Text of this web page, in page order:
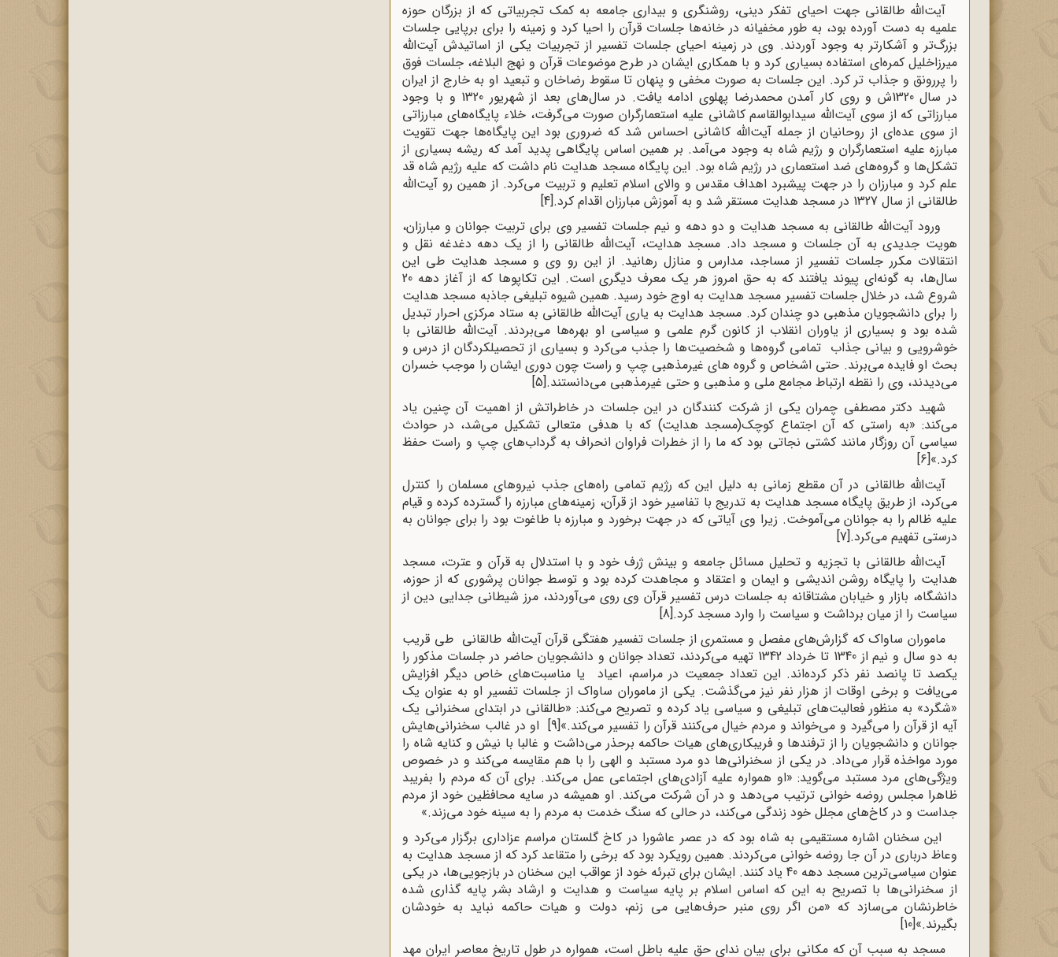
آیت‌الله طالقانی جهت احیای تفکر دینی، روشنگری و بیداری جامعه به کمک تجربیاتی که از بزرگان حوزه
علمیه به دست آورده بود، به طور مخفیانه در خانه‌ها جلسات قرآن را احیا کرد و زمینه را برای برپایی جلسات
بزرگ‌تر و آشکارتر به وجود آوردند. وی در زمینه احیای جلسات تفسیر از تجربیات یکی از اساتیدش آیت‌الله
میرزاخلیل کمره‌ای استفاده بسیاری کرد و با همکاری ایشان در طرح موضوعات قرآن و نهج البلاغه، جلسات فوق
را پررونق و جذاب تر کرد. این جلسات به صورت مخفی و پنهان تا سقوط رضاخان و تبعید او به خارج از ایران
در سال 1320ش و روی کار آمدن محمدرضا پهلوی ادامه یافت. در سال‌های بعد از شهریور 1320 و با وجود
مبارزاتی که از سوی آیت‌الله سیدابوالقاسم کاشانی علیه استعمارگران صورت می‌گرفت، خلاء پایگاه‌های مبارزاتی
از سوی عده‌ای از روحانیان از جمله آیت‌الله کاشانی احساس شد که ضروری بود این پایگاه‌ها جهت تقویت
مبارزه علیه استعمارگران و رژیم شاه به وجود می‌آمد. بر همین اساس پایگاهی پدید آمد که ریشه بسیاری از
تشکل‌ها و گروه‌های ضد استعماری در رژیم شاه بود. این پایگاه مسجد هدایت نام داشت که علیه رژیم شاه قد
علم کرد و مبارزان را در جهت پیشبرد اهداف مقدس و والای اسلام تعلیم و تربیت می‌کرد. از همین رو آیت‌الله
طالقانی از سال 1327 در مسجد هدایت مستقر شد و به آموزش مبارزان اقدام کرد.
[4]
ورود آیت‌الله طالقانی به مسجد هدایت و دو دهه و نیم جلسات تفسیر وی برای تربیت جوانان و مبارزان،
هویت جدیدی به آن جلسات و مسجد داد. مسجد هدایت، آیت‌الله طالقانی را از یک دهه دغدغه نقل و
انتقالات مکرر جلسات تفسیر از مساجد، مدارس و منازل رهانید. از این رو وی و مسجد هدایت طی این
سال‌ها، به گونه‌ای پیوند یافتند که به حق امروز هر یک معرف دیگری است. این تکاپوها که از آغاز دهه 20
شروع شد، در خلال جلسات تفسیر مسجد هدایت به اوج خود رسید. همین شیوه تبلیغی جاذبه مسجد هدایت
را برای دانشجویان مذهبی دو چندان کرد. مسجد هدایت به یاری آیت‌الله طالقانی به ستاد مرکزی احرار تبدیل
شده بود و بسیاری از یاوران انقلاب از کانون گرم علمی و سیاسی او بهره‌ها می‌بردند. آیت‌الله طالقانی با
خوشرویی و بیانی جذاب تمامی گروه‌ها و شخصیت‌ها را جذب می‌کرد و بسیاری از تحصیلکردگان از درس و
بحث او فایده می‌برند. حتی اشخاص و گروه های غیرمذهبی چپ و راست چون دوری ایشان را موجب خسران
می‌دیدند، وی را نقطه ارتباط مجامع ملی و مذهبی و حتی غیرمذهبی می‌دانستند.[5]
شهید دکتر مصطفی چمران یکی از شرکت کنندگان در این جلسات در خاطراتش از اهمیت آن چنین یاد
می‌کند: «به راستی که آن اجتماع کوچک(مسجد هدایت) که با هدفی متعالی تشکیل می‌شد، در حوادث
سیاسی آن روزگار مانند کشتی نجاتی بود که ما را از خطرات فراوان انحراف به گرداب‌های چپ و راست حفظ
کرد.»[6]
آیت‌الله طالقانی در آن مقطع زمانی به دلیل این که رژیم تمامی راه‌های جذب نیروهای مسلمان را کنترل
می‌کرد، از طریق پایگاه مسجد هدایت به تدریج با تفاسیر خود از قرآن، زمینه‌های مبارزه را گسترده کرده و قیام
علیه ظالم را به جوانان می‌آموخت. زیرا وی آیاتی که در جهت برخورد و مبارزه با طاغوت بود را برای جوانان به
درستی تفهیم می‌کرد.[7]
آیت‌الله طالقانی با تجزیه و تحلیل مسائل جامعه و بینش ژرف خود و با استدلال به قرآن و عترت، مسجد
هدایت را پایگاه روشن اندیشی و ایمان و اعتقاد و مجاهدت کرده بود و توسط جوانان پرشوری که از حوزه،
دانشگاه، بازار و خیابان مشتاقانه به جلسات درس تفسیر قرآن وی روی می‌آوردند، مرز شیطانی جدایی دین از
سیاست را از میان برداشت و سیاست را وارد مسجد کرد.[8]
ماموران ساواک که گزارش‌های مفصل و مستمری از جلسات تفسیر هفتگی قرآن آیت‌الله طالقانی طی قریب
به دو سال و نیم از 1340 تا خرداد 1342 تهیه می‌کردند، تعداد جوانان و دانشجویان حاضر در جلسات مذکور را
یکصد تا پانصد نفر ذکر کرده‌اند. این تعداد جمعیت در مراسم، اعیاد یا مناسبت‌های خاص دیگر افزایش
می‌یافت و برخی اوقات از هزار نفر نیز می‌گذشت. یکی از ماموران ساواک از جلسات تفسیر او به عنوان یک
«شگرد» به منظور فعالیت‌های تبلیغی و سیاسی یاد کرده و تصریح می‌کند: «طالقانی در ابتدای سخنرانی یک
آیه از قرآن را می‌گیرد و می‌خواند و مردم خیال می‌کنند قرآن را تفسیر می‌کند.»[9]او در غالب سخنرانی‌هایش
جوانان و دانشجویان را از ترفندها و فریبکاری‌های هیات حاکمه برحذر می‌داشت و غالبا با نیش و کنایه شاه را
مورد مواخذه قرار می‌داد. در یکی از سخنرانی‌ها دو مرد مستبد و الهی را با هم مقایسه می‌کند و در خصوص
ویژگی‌های مرد مستبد می‌گوید: «او همواره علیه آزادی‌های اجتماعی عمل می‌کند. برای آن که مردم را بفریبد
ظاهرا مجلس روضه خوانی ترتیب می‌دهد و در آن شرکت می‌کند. او همیشه در سایه محافظین خود از مردم
جداست و در کاخ‌های مجلل خود زندگی می‌کند، در حالی که سنگ خدمت به مردم را به سینه خود می‌زند.»
این سخنان اشاره مستقیمی به شاه بود که در عصر عاشورا در کاخ گلستان مراسم عزاداری برگزار می‌کرد و
وعاظ درباری در آن جا روضه خوانی می‌کردند. همین رویکرد بود که برخی را متقاعد ‌کرد که از مسجد هدایت به
عنوان سیاسی‌ترین مسجد دهه 40 یاد کنند. ایشان برای تبرئه خود از عواقب این سخنان در بازجویی‌ها، در یکی
از سخنرانی‌ها با تصریح به این که اساس اسلام بر پایه سیاست و هدایت و ارشاد بشر پایه گذاری شده
خاطرنشان می‌سازد که «من اگر روی منبر حرف‌هایی می زنم، دولت و هیات حاکمه نباید به خودشان
بگیرند.»[10]
مسجد به سبب آن که مکانی برای بیان ندای حق علیه باطل است، همواره در طول تاریخ معاصر ایران مهد